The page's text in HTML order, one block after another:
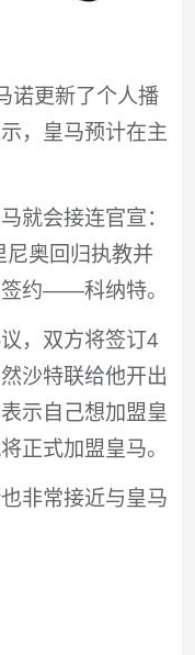
诺更新了个人播
，皇马预计在主
就会接连官宣：
奥回归执教并
约——科纳特。
，双方将签订4
沙特联给他开出
示自己想加盟皇
正式加盟皇马。
非常接近与皇马